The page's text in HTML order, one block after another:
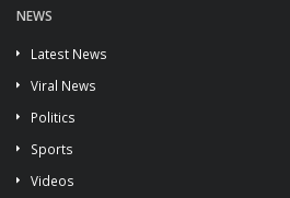
NEWS
Latest News
Viral News
Politics
Sports
Videos